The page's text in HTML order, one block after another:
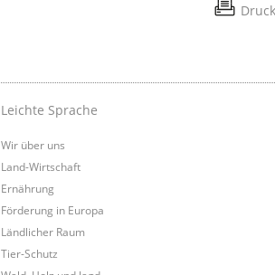
Leichte Sprache
Wir über uns
Land-Wirtschaft
Ernährung
Förderung in Europa
Ländlicher Raum
Tier-Schutz